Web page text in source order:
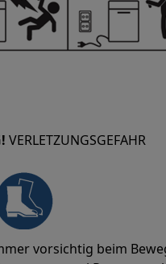
VERLETZUNGSGEFAHR
vorsichtig beim